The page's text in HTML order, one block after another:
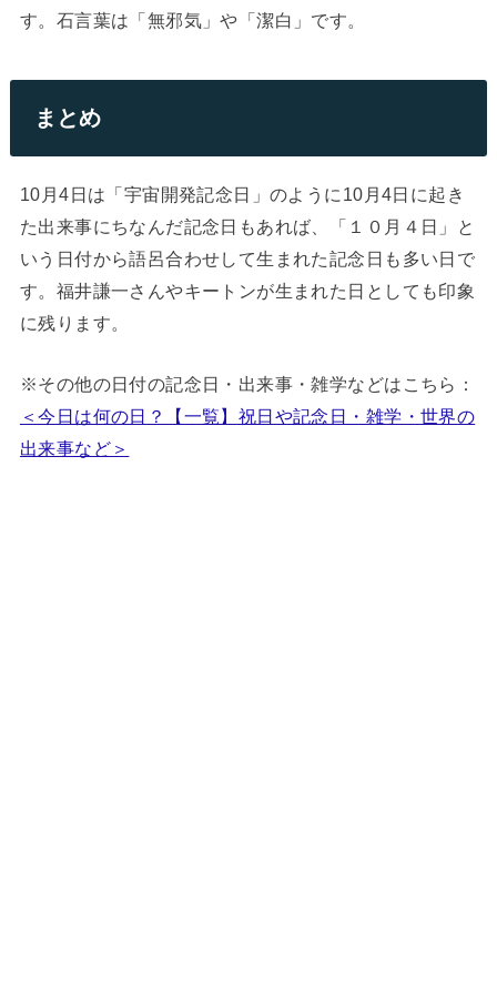
す。石言葉は「無邪気」や「潔白」です。
まとめ
10月4日は「宇宙開発記念日」のように10月4日に起き
た出来事にちなんだ記念日もあれば、「１０月４日」と
いう日付から語呂合わせして生まれた記念日も多い日で
す。福井謙一さんやキートンが生まれた日としても印象
に残ります。
※その他の日付の記念日・出来事・雑学などはこちら：
＜今日は何の日？【一覧】祝日や記念日・雑学・世界の
出来事など＞